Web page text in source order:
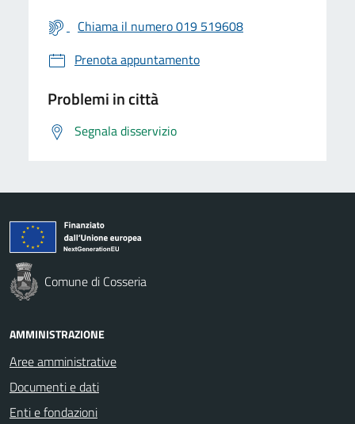
Chiama il numero 019 519608
Prenota appuntamento
Problemi in città
Segnala disservizio
Comune di Cosseria
AMMINISTRAZIONE
Aree amministrative
Documenti e dati
Enti e fondazioni